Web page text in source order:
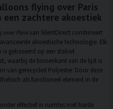
flying over Paris
zachtere akoestiek
over Parisvan SilentDirect combineert
akoestische technologie. Elk
gebaseerd op een stabiel
waarbij de binnenkant van de lijst is
van gerecycled Polyester. Door deze
als functioneel element in de
effectief in ruimtes met harde